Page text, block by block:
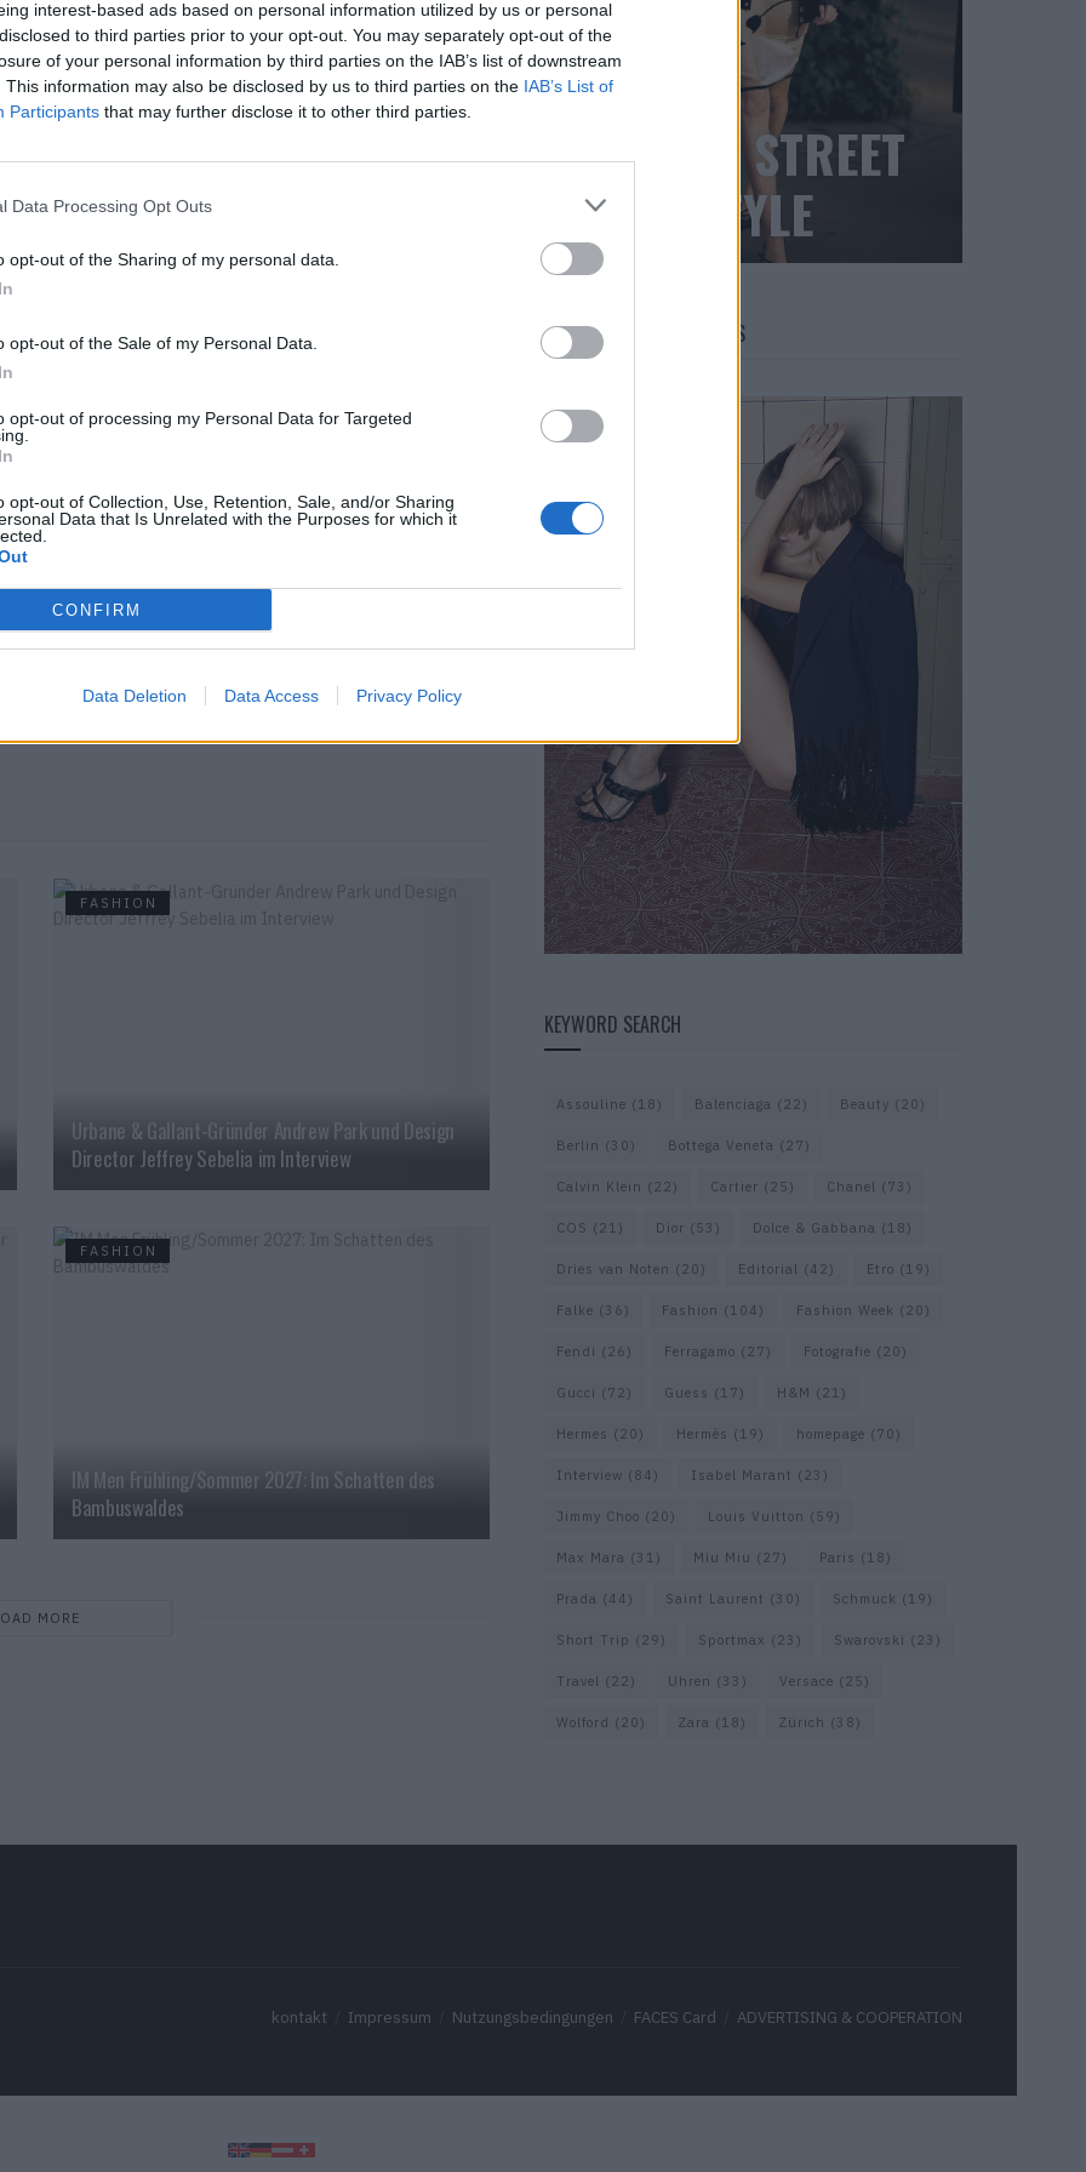
interest-based ads based on personal information utilized by us or personal
to third parties prior to your opt-out. You may separately opt-out of the
of your personal information by third parties on the IAB’s list of downstream
This information may also be disclosed by us to third parties on the IAB’s List of
Participants that may further disclose it to other third parties.
Data Processing Opt Outs
opt-out of the Sharing of my personal data.
opt-out of the Sale of my Personal Data.
opt-out of processing my Personal Data for Targeted
opt-out of Collection, Use, Retention, Sale, and/or Sharing
Data that Is Unrelated with the Purposes for which it
CONFIRM
Data Deletion Data Access Privacy Policy
erfährst du
Möglichkeit, dass einige Modelle bereits
doch mal
FASHION
Urbane & Gallant-Gründer Andrew Park und Design
Director Jeffrey Sebelia im Interview
FASHION
IM Men Frühling/Sommer 2027: Im Schatten des
Bambuswaldes
MORE
BLACK STREET
STYLE
FACES FASHION EDITORIALS
KEYWORD SEARCH
Assouline (18) Balenciaga (22) Beauty (20)
Berlin (30) Bottega Veneta (27)
Calvin Klein (22) Cartier (25) Chanel (73)
COS (21) Dior (53) Dolce & Gabbana (18)
Dries van Noten (20) Editorial (42) Etro (19)
Falke (36) Fashion (104) Fashion Week (20)
Fendi (26) Ferragamo (27) Fotografie (20)
Gucci (72) Guess (17) H&M (21)
Hermes (20) Hermès (19) homepage (70)
Interview (84) Isabel Marant (23)
Jimmy Choo (20) Louis Vuitton (59)
Max Mara (31) Miu Miu (27) Paris (18)
Prada (44) Saint Laurent (30) Schmuck (19)
Short Trip (29) Sportmax (23) Swarovski (23)
Travel (22) Uhren (33) Versace (25)
Wolford (20) Zara (18) Zürich (38)
kontakt Impressum Nutzungsbedingungen FACES Card ADVERTISING & COOPERATION